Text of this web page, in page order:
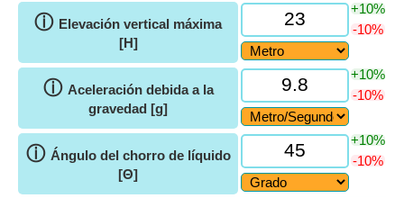
ⓘ Elevación vertical máxima
[H]
+10%
-10%
ⓘ Aceleración debida a la
gravedad [g]
+10%
-10%
ⓘ Ángulo del chorro de líquido
[Θ]
+10%
-10%